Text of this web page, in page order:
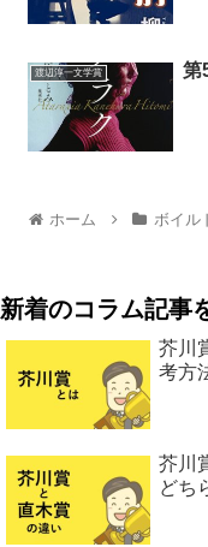
渡辺淳一文学賞 第
ホーム ボイル
新着のコラム記事
芥川
考方
芥川
どち